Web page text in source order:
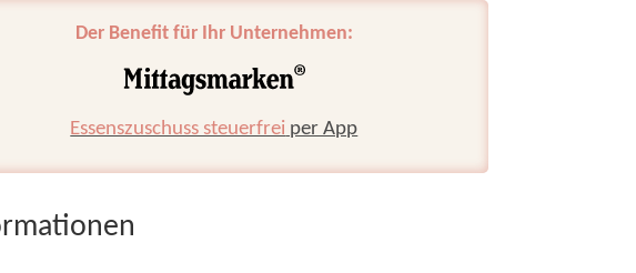
Der Benefit für Ihr Unternehmen:
Essenszuschuss steuerfrei per App